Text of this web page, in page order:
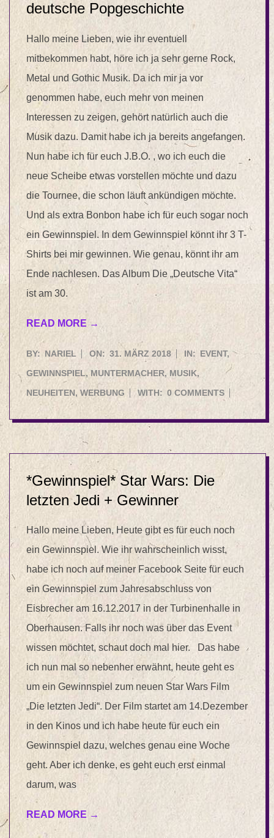
deutsche Popgeschichte
Hallo meine Lieben, wie ihr eventuell
mitbekommen habt, höre ich ja sehr gerne Rock,
Metal und Gothic Musik. Da ich mir ja vor
genommen habe, euch mehr von meinen
Interessen zu zeigen, gehört natürlich auch die
Musik dazu. Damit habe ich ja bereits angefangen.
Nun habe ich für euch J.B.O. , wo ich euch die
neue Scheibe etwas vorstellen möchte und dazu
die Tournee, die schon läuft ankündigen möchte.
Und als extra Bonbon habe ich für euch sogar noch
ein Gewinnspiel. In dem Gewinnspiel könnt ihr 3 T-
Shirts bei mir gewinnen. Wie genau, könnt ihr am
Ende nachlesen. Das Album Die „Deutsche Vita“
ist am 30.
READ MORE →
2018-
03-
31
BY: NARIEL ON: 31. MÄRZ 2018 IN: EVENT,
GEWINNSPIEL, MUNTERMACHER, MUSIK,
NEUHEITEN ,WERBUNG WITH: 0 COMMENTS
*Gewinnspiel* Star Wars: Die
letzten Jedi + Gewinner
Hallo meine Lieben, Heute gibt es für euch noch
ein Gewinnspiel. Wie ihr wahrscheinlich wisst,
habe ich noch auf meiner Facebook Seite für euch
ein Gewinnspiel zum Jahresabschluss von
Eisbrecher am 16.12.2017 in der Turbinenhalle in
Oberhausen. Falls ihr noch was über das Event
wissen möchtet, schaut doch mal hier. Das habe
ich nun mal so nebenher erwähnt, heute geht es
um ein Gewinnspiel zum neuen Star Wars Film
„Die letzten Jedi“. Der Film startet am 14.Dezember
in den Kinos und ich habe heute für euch ein
Gewinnspiel dazu, welches genau eine Woche
geht. Aber ich denke, es geht euch erst einmal
darum, was
READ MORE →